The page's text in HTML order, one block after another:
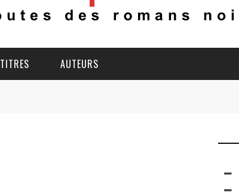
TITRES AUTEURS